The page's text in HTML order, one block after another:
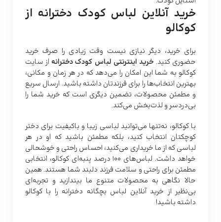
خرید آنلاین لباس کودک دخترانه از
کوکالو
برای خرید، دیگر نیازی نیست وقت زیادی را صرف خرید
حضوری کنید. خرید اینترنتی لباس کودک دخترانه از سایت
کوکالو به شما این امکان را می‌دهد که در هر زمان و مکانی،
بهترین انتخاب‌ها را برای فرزندتان داشته باشید. ارسال سریع
و مطمئن محصولات، تضمین دیگری است که خرید شما را
بی‌دردسر و لذت‌بخش می‌کند.
با کوکالو، نه‌تنها می‌توانید لباسی زیبا و باکیفیت برای دختر
کوچکتان انتخاب کنید، بلکه مطمئن باشید که او در هر
لباسی که از ما خریداری می‌کنید، احساس راحتی و خوشحالی
خواهد داشت. لباس‌های 100 درصد پنبه‌ای کوکالو، انتخابی
مطمئن برای راحتی و سلامت فرزند دلبند شما هستند. همین
حالا نگاهی به محصولات متنوع ما بیندازید و تجربه‌ای
بی‌نظیر از خرید آنلاین لباس بچگانه دخترانه را با کوکالو
داشته باشید!